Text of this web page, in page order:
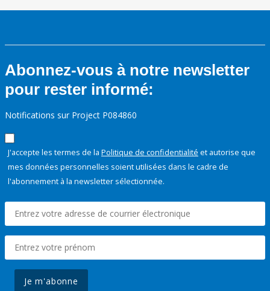
Abonnez-vous à notre newsletter
pour rester informé:
Notifications sur Project P084860
J'accepte les termes de la Politique de confidentialité et autorise que
mes données personnelles soient utilisées dans le cadre de
l'abonnement à la newsletter sélectionnée.
Je m'abonne